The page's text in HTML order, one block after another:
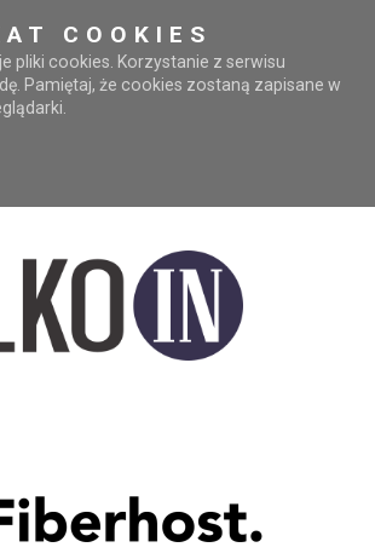
COOKIES
pliki cookies. Korzystanie z serwisu
Pamiętaj, że cookies zostaną zapisane w